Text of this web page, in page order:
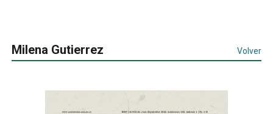
Milena Gutierrez Volver